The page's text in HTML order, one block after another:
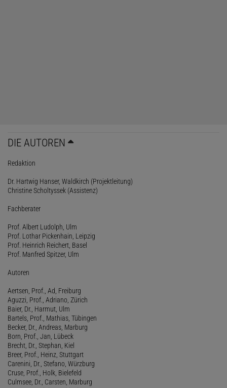
DIE AUTOREN
Redaktion
Dr. Hartwig Hanser, Waldkirch (Projektleitung)
Christine Scholtyssek (Assistenz)
Fachberater
Prof. Albert Ludolph, Ulm
Prof. Lothar Pickenhain, Leipzig
Prof. Heinrich Reichert, Basel
Prof. Manfred Spitzer, Ulm
Autoren
Aertsen, Prof., Ad, Freiburg
Aguzzi, Prof., Adriano, Zürich
Baier, Dr., Harmut, Ulm
Bartels, Prof., Mathias, Tübingen
Becker, Dr., Andreas, Marburg
Born, Prof., Jan, Lübeck
Brecht, Dr., Stephan, Kiel
Breer, Prof., Heinz, Stuttgart
Carenini, Dr., Stefano, Würzburg
Cruse, Prof., Holk, Bielefeld
Culmsee, Dr., Carsten, Marburg